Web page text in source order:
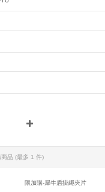
商品 (最多 1 件)
限加購-犀牛盾掛繩夾片